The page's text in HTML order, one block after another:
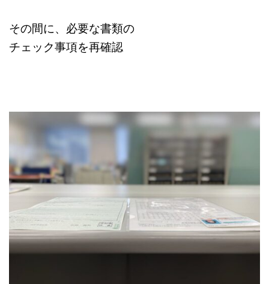
その間に、必要な書類の
チェック事項を再確認